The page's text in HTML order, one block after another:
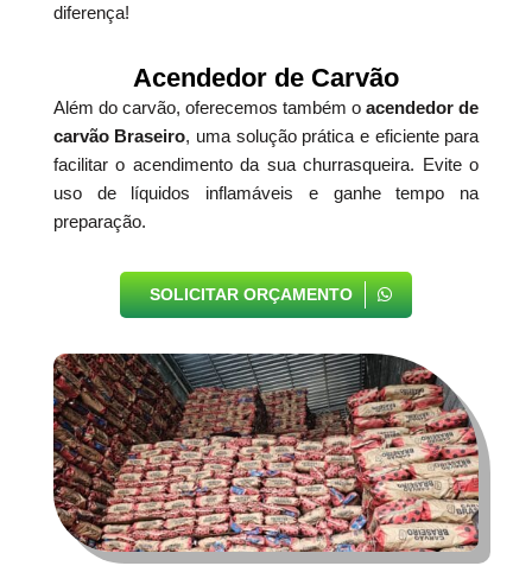
diferença!
Acendedor de Carvão
Além do carvão, oferecemos também oacendedor de
carvão Braseiro, uma solução prática e eficiente para
facilitar o acendimento da sua churrasqueira. Evite o
uso de líquidos inflamáveis e ganhe tempo na
preparação.
SOLICITAR ORÇAMENTO